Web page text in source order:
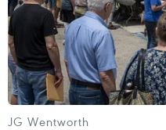
Sông Hồng và khát vọng
kiến tạo Hà Nội trở thành
đô thị toàn cầu
08/08/2026 13:13
JG Wentworth